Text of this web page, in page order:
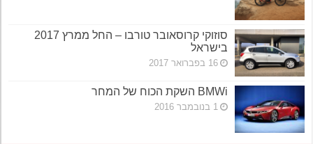
סוזוקי קרוסאובר טורבו – החל ממרץ 2017
בישראל
16 בפברואר 2017
BMWi השקת הכוח של המחר
1 בנובמבר 2016